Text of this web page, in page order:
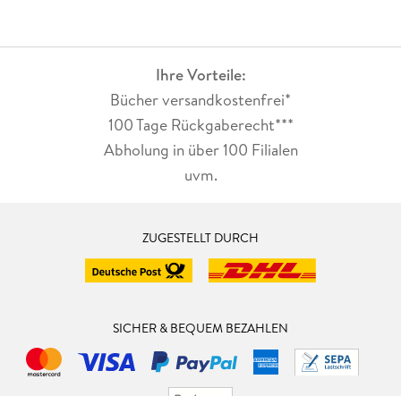
Ihre Vorteile:
Bücher versandkostenfrei*
100 Tage Rückgaberecht***
Abholung in über 100 Filialen
uvm.
ZUGESTELLT DURCH
SICHER & BEQUEM BEZAHLEN